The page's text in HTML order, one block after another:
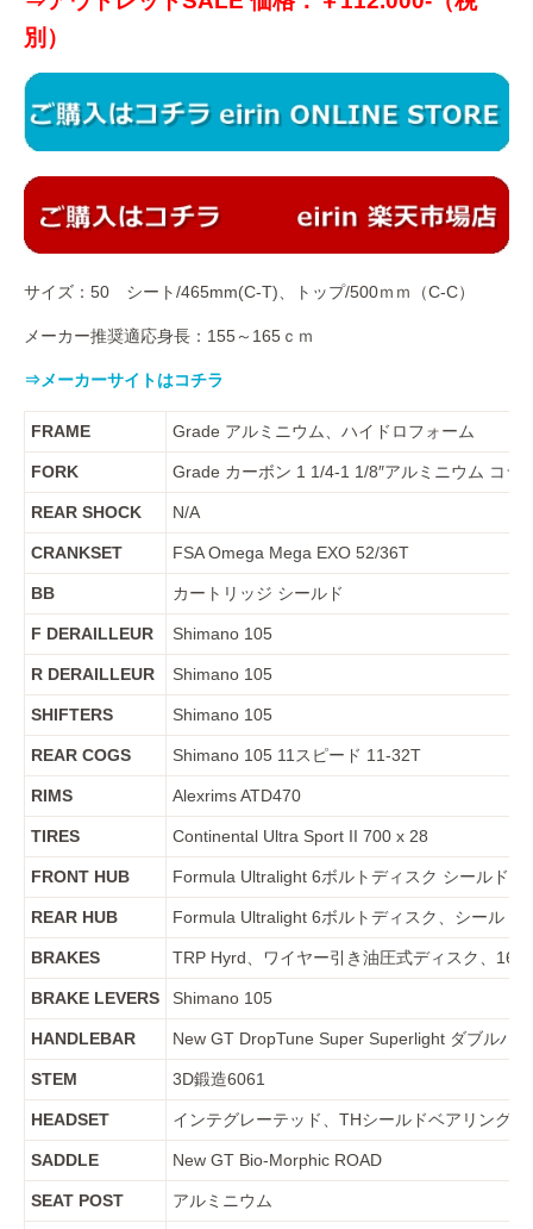
別）
サイズ：50 シート/465mm(C-T)、トップ/500ｍｍ（C-C）
メーカー推奨適応身長：155～165ｃｍ
⇒メーカーサイトはコチラ
FRAME Grade アルミニウム、ハイドロフォーム
FORK Grade カーボン 1 1/4-1 1/8″アルミニウム コラ
REAR SHOCK N/A
CRANKSET FSA Omega Mega EXO 52/36T
BB カートリッジ シールド
F DERAILLEUR Shimano 105
R DERAILLEUR Shimano 105
SHIFTERS Shimano 105
REAR COGS Shimano 105 11スピード 11-32T
RIMS Alexrims ATD470
TIRES Continental Ultra Sport II 700 x 28
FRONT HUB Formula Ultralight 6ボルトディスク シールド
REAR HUB Formula Ultralight 6ボルトディスク、シールド
BRAKES TRP Hyrd、ワイヤー引き油圧式ディスク、
BRAKE LEVERS Shimano 105
HANDLEBAR New GT DropTune Super Superlight ダブルバ
STEM 3D鍛造6061
HEADSET インテグレーテッド、THシールドベアリング
SADDLE New GT Bio-Morphic ROAD
SEAT POST アルミニウム